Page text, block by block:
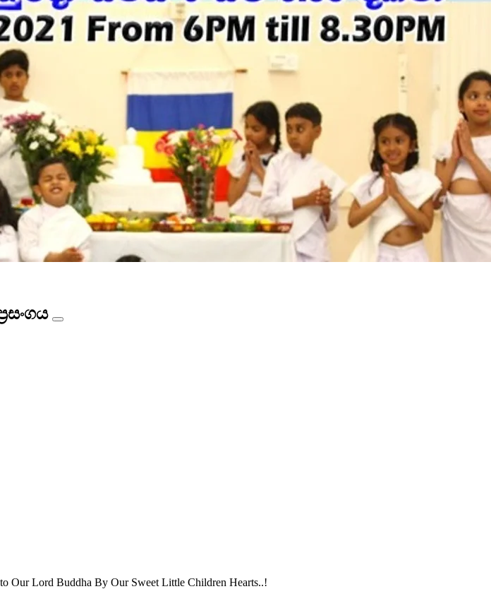
Our Lord Buddha By Our Sweet Little Children Hearts..!